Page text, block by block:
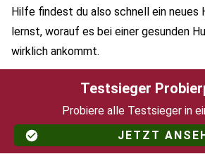
Hilfe findest du also schnell ein neues
lernst, worauf es bei einer gesunden
wirklich ankommt.
Testsieger
Probiere alle Testsieger in
JETZT